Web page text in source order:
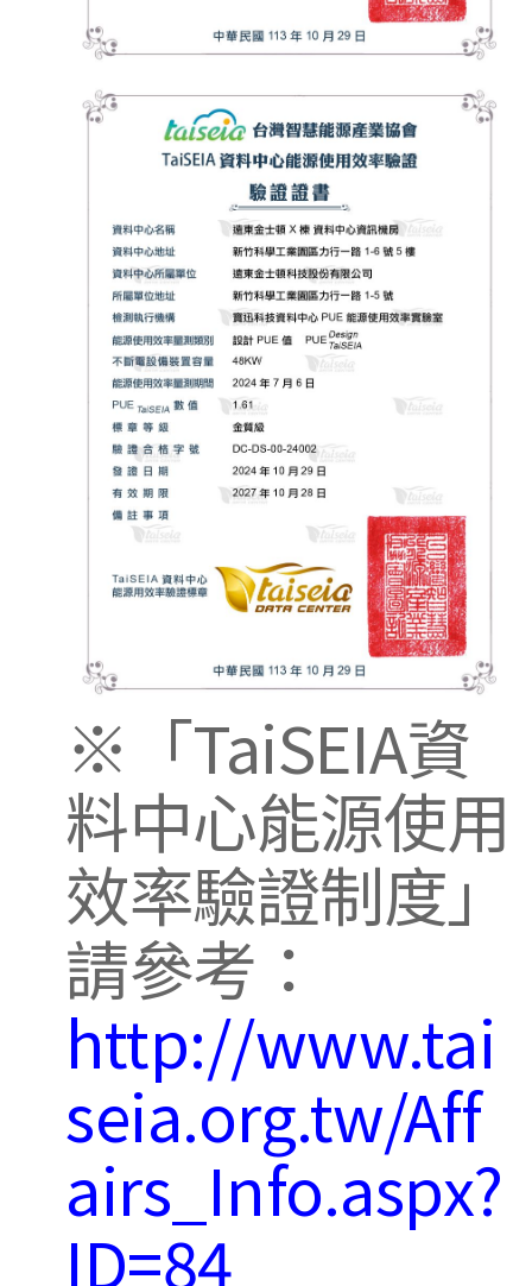
※「TaiSEIA資
料中心能源使用
效率驗證制度」
請參考：
http://www.tai
seia.org.tw/Aff
airs_Info.aspx?
ID=84